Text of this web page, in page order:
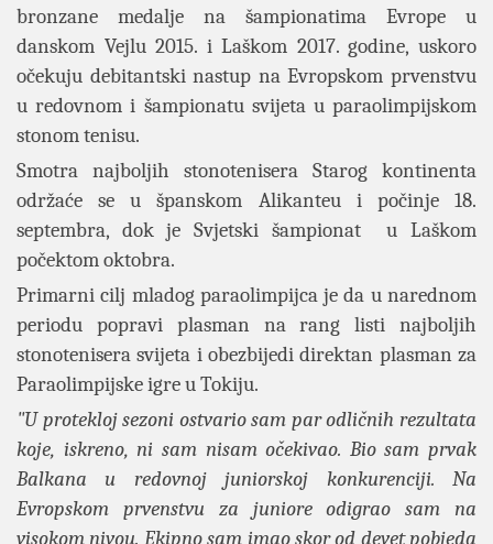
bronzane medalje na šampionatima Evrope u
danskom Vejlu 2015. i Laškom 2017. godine, uskoro
očekuju debitantski nastup na Evropskom prvenstvu
u redovnom i šampionatu svijeta u paraolimpijskom
stonom tenisu.
Smotra najboljih stonotenisera Starog kontinenta
održaće se u španskom Alikanteu i počinje 18.
septembra, dok je Svjetski šampionat u Laškom
počektom oktobra.
Primarni cilj mladog paraolimpijca je da u narednom
periodu popravi plasman na rang listi najboljih
stonotenisera svijeta i obezbijedi direktan plasman za
Paraolimpijske igre u Tokiju.
"U protekloj sezoni ostvario sam par odličnih rezultata
koje, iskreno, ni sam nisam očekivao. Bio sam prvak
Balkana u redovnoj juniorskoj konkurenciji. Na
Evropskom prvenstvu za juniore odigrao sam na
visokom nivou. Ekipno sam imao skor od devet pobjeda